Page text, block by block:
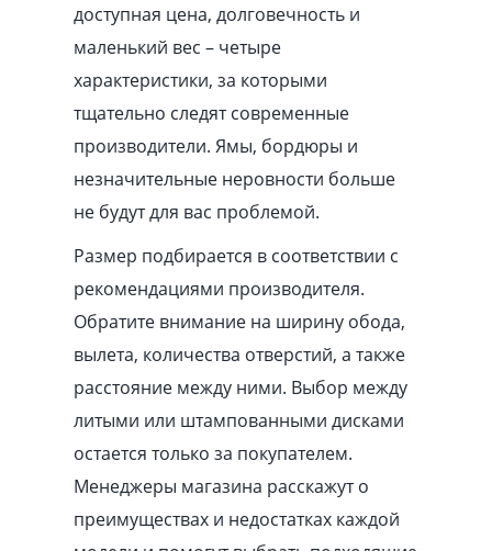
доступная цена, долговечность и
маленький вес – четыре
характеристики, за которыми
тщательно следят современные
производители. Ямы, бордюры и
незначительные неровности больше
не будут для вас проблемой.
Размер подбирается в соответствии с
рекомендациями производителя.
Обратите внимание на ширину обода,
вылета, количества отверстий, а также
расстояние между ними. Выбор между
литыми или штампованными дисками
остается только за покупателем.
Менеджеры магазина расскажут о
преимуществах и недостатках каждой